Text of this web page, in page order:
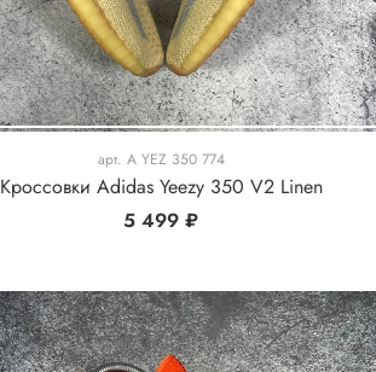
арт. A YEZ 350 774
Кроссовки Adidas Yeezy 350 V2 Linen
5 499 ₽